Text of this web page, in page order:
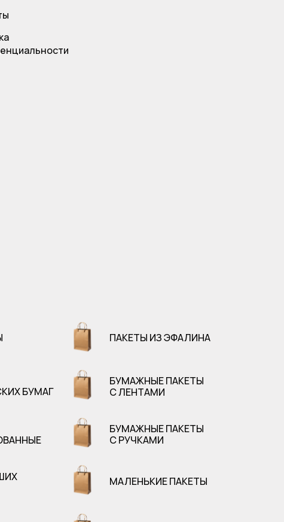
ПАКЕТЫ ИЗ ЭФАЛИНА
БУМАГ
БУМАЖНЫЕ ПАКЕТЫ
С ЛЕНТАМИ
БУМАЖНЫЕ ПАКЕТЫ
С РУЧКАМИ
МАЛЕНЬКИЕ ПАКЕТЫ